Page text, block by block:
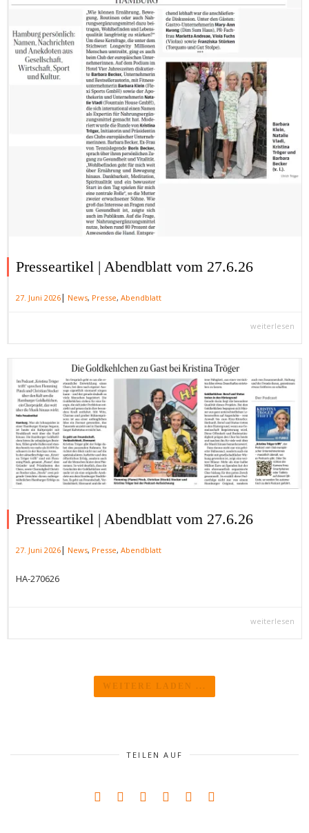
Presseartikel | Abendblatt vom 27.6.26
27. Juni 2026| News, Presse, Abendblatt
weiterlesen
Presseartikel | Abendblatt vom 27.6.26
27. Juni 2026| News, Presse, Abendblatt
HA-270626
weiterlesen
WEITERE LADEN ...
TEILEN AUF